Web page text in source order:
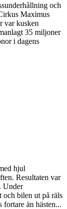
och
Maximus
var kusken
35 miljoner
i dagens
hjul
Resultaten var
Under
och bilen ut på räls
fortare än hästen...